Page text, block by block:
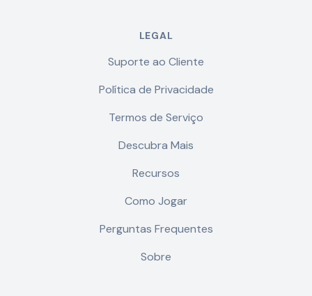
LEGAL
Suporte ao Cliente
Política de Privacidade
Termos de Serviço
Descubra Mais
Recursos
Como Jogar
Perguntas Frequentes
Sobre